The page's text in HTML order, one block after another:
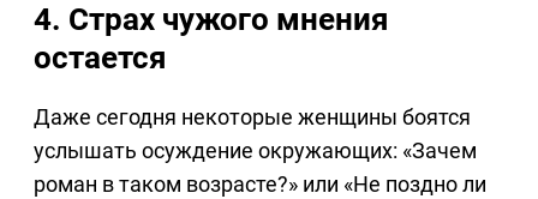
4. Страх чужого мнения
остается
Даже сегодня некоторые женщины боятся
услышать осуждение окружающих: «Зачем
роман в таком возрасте?» или «Не поздно ли